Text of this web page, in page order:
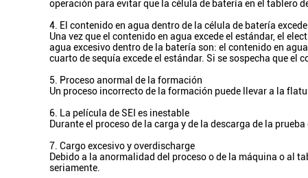
operación para evitar que la célula de batería en el tablero
4. El contenido en agua dentro de la célula de batería
Una vez que el contenido en agua excede el estándar, el
agua excesivo dentro de la batería son: el contenido en
cuarto de sequía excede el estándar. Si se sospecha que
5. Proceso anormal de la formación
Un proceso incorrecto de la formación puede llevar a la
6. La película de SEI es inestable
Durante el proceso de la carga y de la descarga de la
7. Cargo excesivo y overdischarge
Debido a la anormalidad del proceso o de la máquina o al
seriamente.